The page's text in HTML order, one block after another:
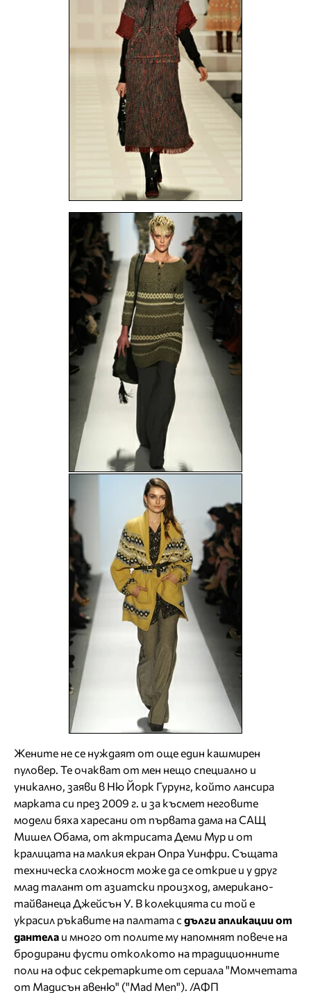
Жените не се нуждаят от още един кашмирен
пуловер. Те очакват от мен нещо специално и
уникално, заяви в Ню Йорк Гурунг, който лансира
марката си през 2009 г. и за късмет неговите
модели бяха харесани от първата дама на САЩ
Мишел Обама, от актрисата Деми Мур и от
кралицата на малкия екран Опра Уинфри. Същата
техническа сложност може да се открие и у друг
млад талант от азиатски произход, американо-
тайванеца Джейсън У. В колекцията си той е
украсил ръкавите на палтата с дълги апликации от
дантела и много от полите му напомнят повече на
бродирани фусти отколкото на традиционните
поли на офис секретарките от сериала "Момчетата
от Мадисън авеню" ("Mad Men"). /АФП